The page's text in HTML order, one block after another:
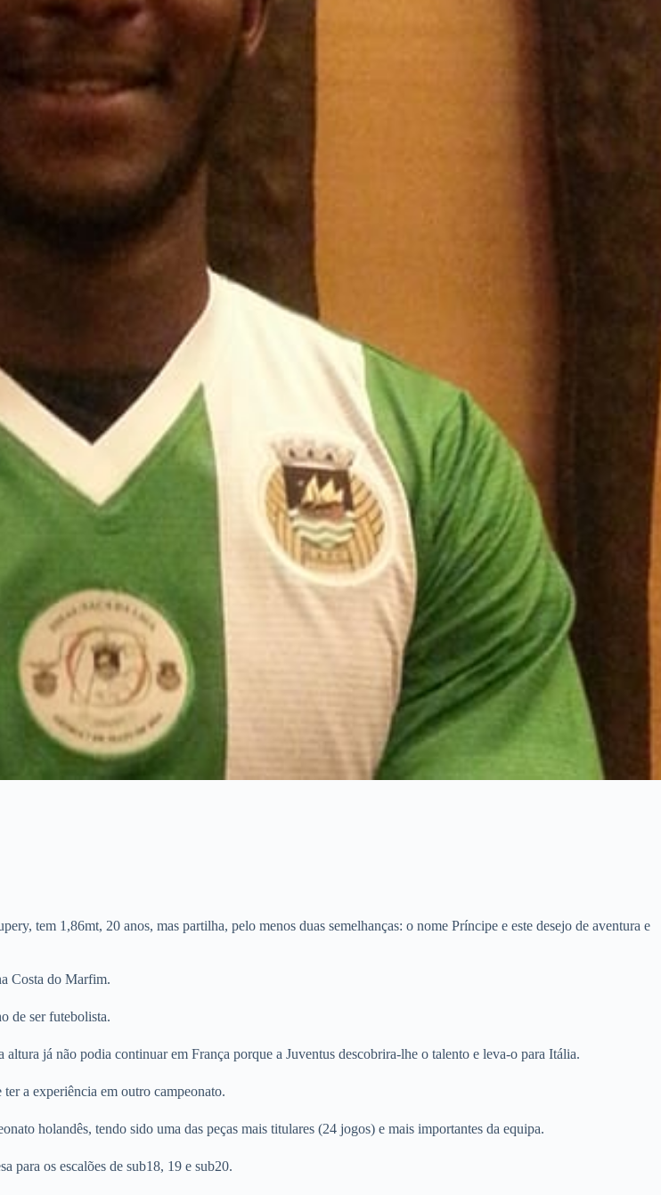
tem 1,86mt, 20 anos, mas partilha, pelo menos duas semelhanças: o nome Príncipe e este desejo de aventura e
Costa do Marfim.
de ser futebolista.
já não podia continuar em França porque a Juventus descobrira-lhe o talento e leva-o para Itália.
a experiência em outro campeonato.
holandês, tendo sido uma das peças mais titulares (24 jogos) e mais importantes da equipa.
para os escalões de sub18, 19 e sub20.